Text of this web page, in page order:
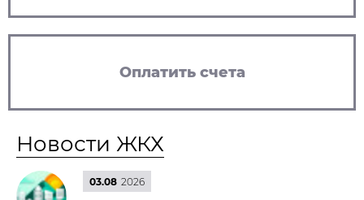
Оплатить счета
Новости ЖКХ
03.08 2026